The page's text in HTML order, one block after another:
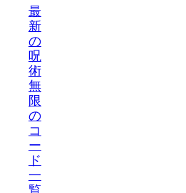
最
新
の
呪
術
無
限
の
コ
ー
ド
一
覧